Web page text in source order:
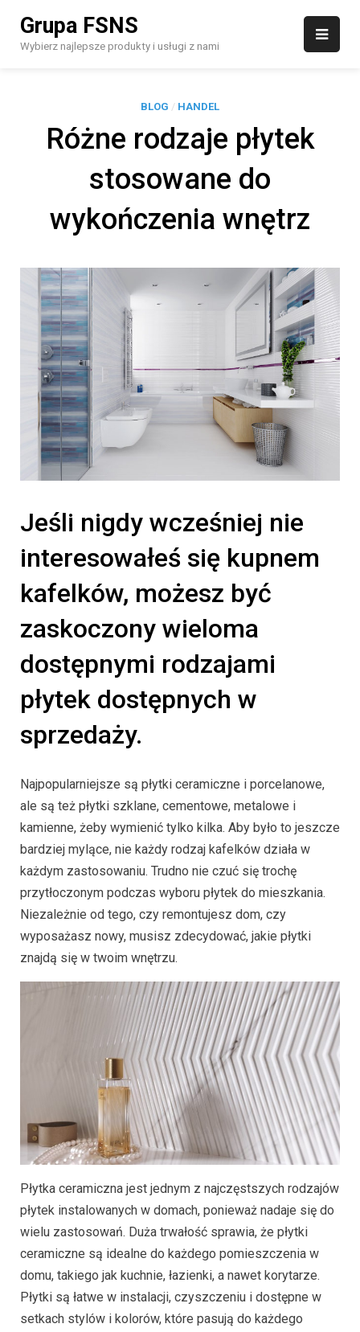
content
Grupa FSNS
Wybierz najlepsze produkty i usługi z nami
BLOG / HANDEL
Różne rodzaje płytek
stosowane do
wykończenia wnętrz
Jeśli nigdy wcześniej nie
interesowałeś się kupnem
kafelków, możesz być
zaskoczony wieloma
dostępnymi rodzajami
płytek dostępnych w
sprzedaży.
Najpopularniejsze są płytki ceramiczne i porcelanowe,
ale są też płytki szklane, cementowe, metalowe i
kamienne, żeby wymienić tylko kilka. Aby było to jeszcze
bardziej mylące, nie każdy rodzaj kafelków działa w
każdym zastosowaniu. Trudno nie czuć się trochę
przytłoczonym podczas wyboru płytek do mieszkania.
Niezależnie od tego, czy remontujesz dom, czy
wyposażasz nowy, musisz zdecydować, jakie płytki
znajdą się w twoim wnętrzu.
Płytka ceramiczna jest jednym z najczęstszych rodzajów
płytek instalowanych w domach, ponieważ nadaje się do
wielu zastosowań. Duża trwałość sprawia, że płytki
ceramiczne są idealne do każdego pomieszczenia w
domu, takiego jak kuchnie, łazienki, a nawet korytarze.
Płytki są łatwe w instalacji, czyszczeniu i dostępne w
setkach stylów i kolorów, które pasują do każdego